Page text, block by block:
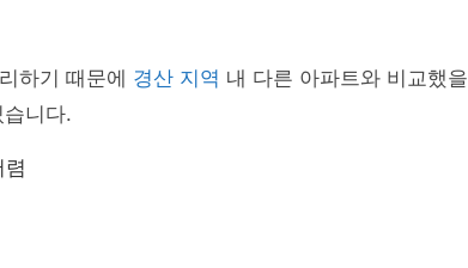
하기 때문에 경산 지역 내 다른 아파트와 비교했을
니다.